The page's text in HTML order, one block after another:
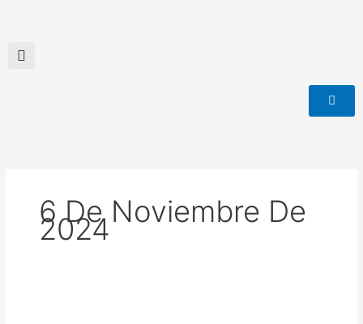
6 De Noviembre De
2024